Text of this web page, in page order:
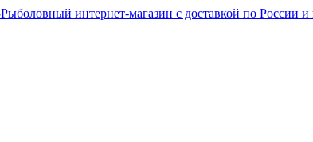
Рыболовный интернет-магазин с доставкой по России